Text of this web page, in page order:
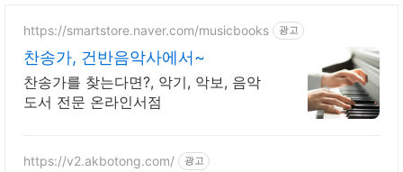
https://smartstore.naver.com/musicbooks 광고
찬송가, 건반음악사에서~
찬송가를 찾는다면?, 악기, 악보, 음악
도서 전문 온라인서점
https://v2.akbotong.com/ 광고